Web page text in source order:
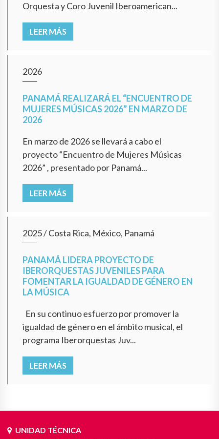
Orquesta y Coro Juvenil Iberoamerican...
LEER MÁS
2026
PANAMÁ REALIZARÁ EL “ENCUENTRO DE
MUJERES MÚSICAS 2026” EN MARZO DE
2026
En marzo de 2026 se llevará a cabo el
proyecto “Encuentro de Mujeres Músicas
2026” , presentado por Panamá...
LEER MÁS
2025/Costa Rica, México, Panamá
PANAMÁ LIDERA PROYECTO DE
IBERORQUESTAS JUVENILES PARA
FOMENTAR LA IGUALDAD DE GÉNERO EN
LA MÚSICA
En su continuo esfuerzo por promover la
igualdad de género en el ámbito musical, el
programa Iberorquestas Juv...
LEER MÁS
UNIDAD TÉCNICA